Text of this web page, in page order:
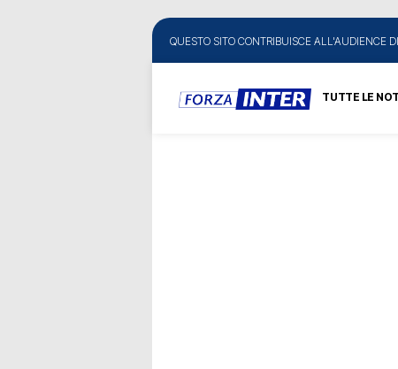
QUESTO SITO CONTRIBUISCE ALL'AUDIENCE DI
TUTTE LE